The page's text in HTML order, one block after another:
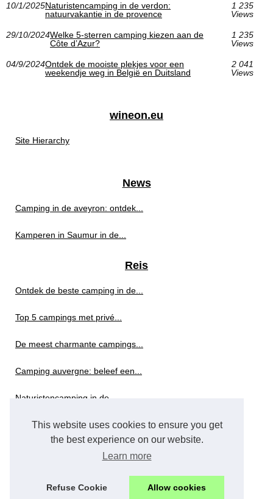
This website uses cookies to ensure you get
the best experience on our website.
Learn more
Refuse Cookie Allow cookies
10/1/2025Naturistencamping in de verdon:
natuurvakantie in de provence
1 235
Views
29/10/2024Welke 5-sterren camping kiezen aan de
Côte d’Azur?
1 235
Views
04/9/2024Ontdek de mooiste plekjes voor een
weekendje weg in België en Duitsland
2 041
Views
wineon.eu
Site Hierarchy
News
Camping in de aveyron: ontdek...
Kamperen in Saumur in de...
Reis
Ontdek de beste camping in de...
Top 5 campings met privé...
De meest charmante campings...
Camping auvergne: beleef een...
Naturistencamping in de...
Verblijf op de camping 2...
Welke 5-sterren camping...